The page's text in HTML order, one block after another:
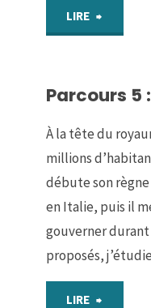
en
XIIIème
siècles)"
LIRE
Henri
IV"
Parcours 5
À la tête du
millions
débute son
en Italie, puis il
gouverner durant
proposés,
LIRE